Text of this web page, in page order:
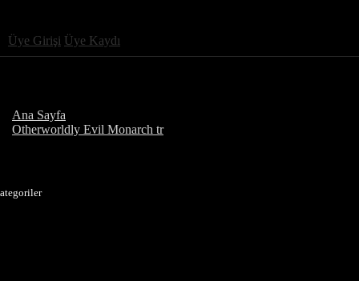
Üye Girişi Üye Kaydı
Ana Sayfa
Otherworldly Evil Monarch tr